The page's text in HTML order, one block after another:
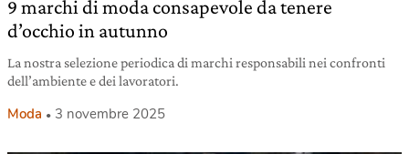
9 marchi di moda consapevole da tenere
d’occhio in autunno
La nostra selezione periodica di marchi responsabili nei confronti
dell’ambiente e dei lavoratori.
Moda 3 novembre 2025